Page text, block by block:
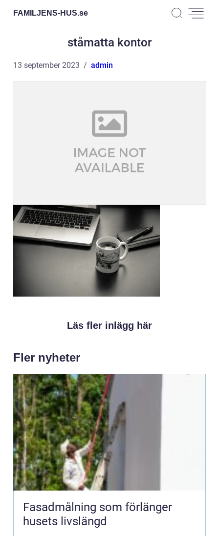
FAMILJENS-HUS.se
ståmatta kontor
13 september 2023 admin
Läs fler inlägg här
Fler nyheter
Fasadmålning som förlänger
husets livslängd